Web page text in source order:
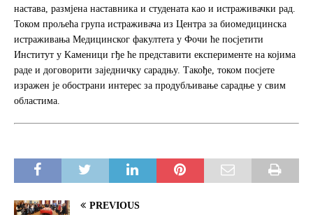
настава, размјена наставника и студената као и истраживачки рад.
Током прољећа група истраживача из Центра за биомедицинска
истраживања Медицинског факултета у Фочи ће посјетити
Институт у Kаменици гђе ће представити експерименте на којима
раде и договорити заједничку сарадњу. Такође, током посјете
изражен је обострани интерес за продубљивање сарадње у свим
областима.
PREVIOUS